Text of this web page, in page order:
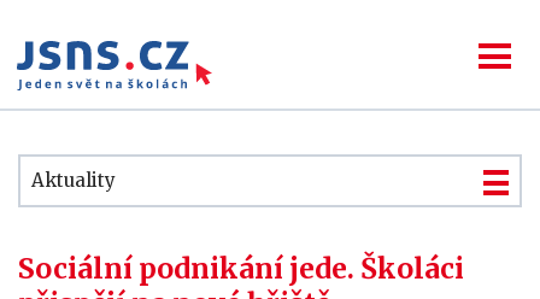
Aktuality
Sociální podnikání jede. Školáci